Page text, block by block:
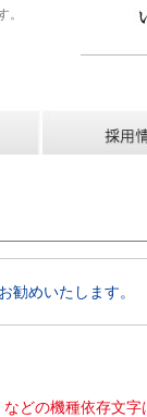
。
勧めいたします。
どの機種依存文字